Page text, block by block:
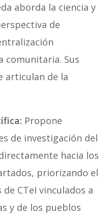
aborda la ciencia y
de
Sus
articulan de la
Propone
de investigación del
hacia los
priorizando el
CTeI vinculados a
y de los pueblos